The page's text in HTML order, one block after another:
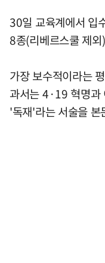
30일 교육계에서 입
8종(리베르스쿨 제
가장 보수적이라는
과서는 4·19 혁명과
'독재'라는 서술을 본